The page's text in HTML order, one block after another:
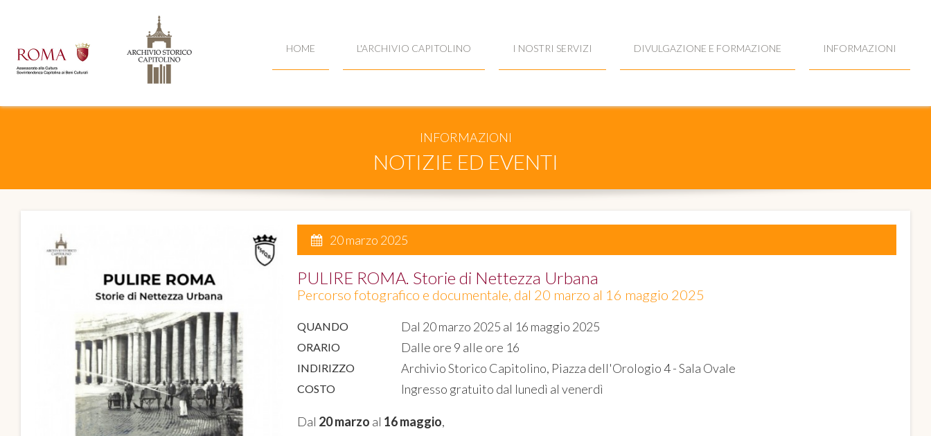
HOME L'ARCHIVIO CAPITOLINO I NOSTRI SERVIZI DIVULGAZIONE E FORMAZIONE INFORMAZIONI
INFORMAZIONI
NOTIZIE ED EVENTI
20 marzo 2025
PULIRE ROMA. Storie di Nettezza Urbana
Percorso fotografico e documentale, dal 20 marzo al 16 maggio 2025
QUANDO Dal 20 marzo 2025 al 16 maggio 2025
ORARIO Dalle ore 9 alle ore 16
INDIRIZZO Archivio Storico Capitolino, Piazza dell'Orologio 4 - Sala Ovale
COSTO Ingresso gratuito dal lunedì al venerdì
Dal 20 marzo al 16 maggio,